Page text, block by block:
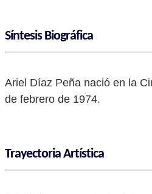
Síntesis Biográfica
Ariel Díaz Peña nació en la
de febrero de 1974.
Trayectoria Artística